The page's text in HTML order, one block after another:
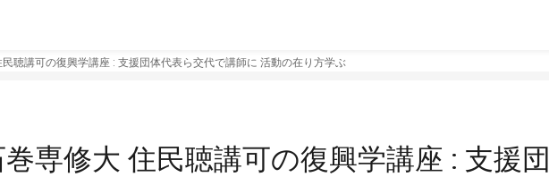
聴講可の復興学講座 : 支援団体代表ら交代で講師に 活動の在り方学ぶ
専修大 住民聴講可の復興学講座 : 支援団